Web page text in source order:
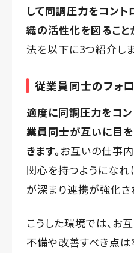
して同調圧力をコント
織の活性化を図ること
法を以下に3つ紹介しま
従業員同士のフォ
適度に同調圧力をコン
業員同士が互いに目
きます。お互いの仕事
関心を持つようになれ
が深まり連携が強化さ
こうした環境では、お
不備や改善すべき点